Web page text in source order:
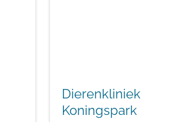
Dierenkliniek
Koningspark